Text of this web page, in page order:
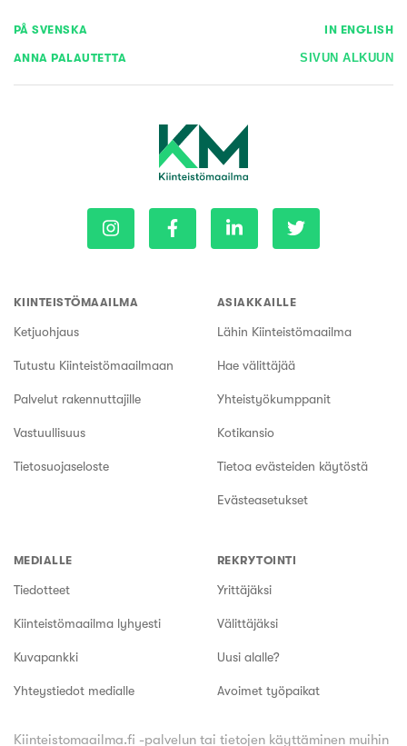
PÅ SVENSKA IN ENGLISH
ANNA PALAUTETTA SIVUN ALKUUN
KIINTEISTÖMAAILMA
Ketjuohjaus
Tutustu Kiinteistömaailmaan
Palvelut rakennuttajille
Vastuullisuus
Tietosuojaseloste
ASIAKKAILLE
Lähin Kiinteistömaailma
Hae välittäjää
Yhteistyökumppanit
Kotikansio
Tietoa evästeiden käytöstä
Evästeasetukset
MEDIALLE
Tiedotteet
Kiinteistömaailma lyhyesti
Kuvapankki
Yhteystiedot medialle
REKRYTOINTI
Yrittäjäksi
Välittäjäksi
Uusi alalle?
Avoimet työpaikat
Kiinteistomaailma.fi -palvelun tai tietojen käyttäminen muihin